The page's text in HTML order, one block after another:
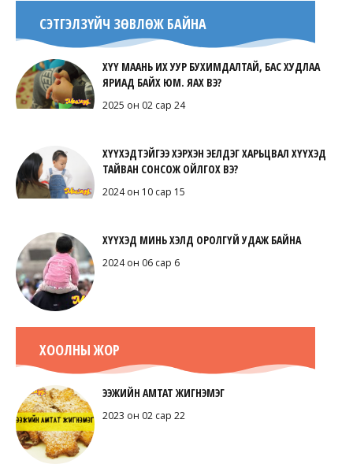
СЭТГЭЛЗҮЙЧ ЗӨВЛӨЖ БАЙНА
ХҮҮ МААНЬ ИХ УУР БУХИМДАЛТАЙ, БАС ХУДЛАА
ЯРИАД БАЙХ ЮМ. ЯАХ ВЭ?
2025 он 02 сар 24
ХҮҮХЭДТЭЙГЭЭ ХЭРХЭН ЭЕЛДЭГ ХАРЬЦВАЛ ХҮҮХЭД
ТАЙВАН СОНСОЖ ОЙЛГОХ ВЭ?
2024 он 10 сар 15
ХҮҮХЭД МИНЬ ХЭЛД ОРОЛГҮЙ УДАЖ БАЙНА
2024 он 06 сар 6
ХООЛНЫ ЖОР
ЭЭЖИЙН АМТАТ ЖИГНЭМЭГ
2023 он 02 сар 22